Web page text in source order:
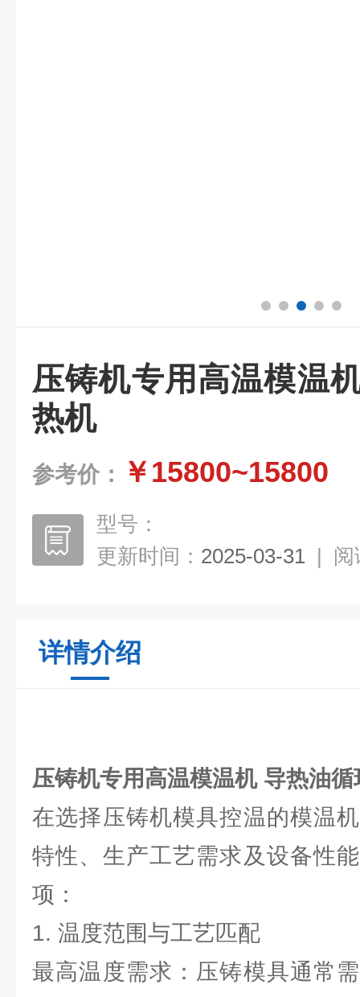
压铸机专用高温模温
热机
参考价： ￥15800~15800
型号：
更新时间： 2025-03-31 | 阅
详情介绍
压铸机专用高温模温机 导热油
在选择压铸机模具控温的模温
特性、生产工艺需求及设备性
项：
1. 温度范围与工艺匹配
最高温度需求：压铸模具通常